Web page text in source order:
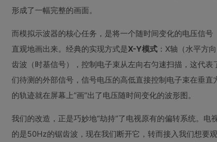
形成了一幅完整的画面。
而模拟示波器的核心任务，是将一个随时间变化的电压信
直观地画出来。经典的实现方式是X-Y模式 ：X轴（水平方
齿波（时基信号），控制电子束从左向右匀速扫描，这代
们待测的外部信号，信号电压的高低直接控制电子束在垂
的轨迹就在屏幕上“画”出了电压随时间变化的波形图。
我们的改造，正是巧妙地“劫持”了电视原有的偏转系统。
的是50Hz的锯齿波，现在我们断开它，转而接入我们想要